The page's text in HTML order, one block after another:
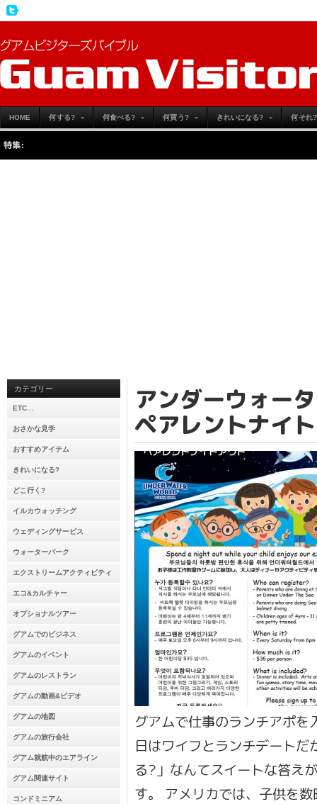
HOME 何する? 何食べる? 何買う? きれいになる? 何それ?
特集:
カテゴリー
ETC…
おさかな見学
おすすめアイテム
きれいになる?
どこ行く?
イルカウォッチング
ウェディングサービス
ウォーターパーク
エクストリームアクティビティ
エコ&カルチャー
オプショナルツアー
グアムでのビジネス
グアムのイベント
グアムのレストラン
グアムの動画&ビデオ
グアムの地図
グアムの旅行会社
グアム就航中のエアライン
グアム関連サイト
コンドミニアム
アンダーウォー
ペアレントナイ
グアムで仕事のランチアポを
日はワイフとランチデートだ
る?」なんてスイートな答え
す。 アメリカでは、子供を